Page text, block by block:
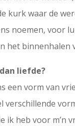
kurk waar de
noemen, voor
het binnenhalen
liefde?
een vorm van
verschillende
ik heb voor